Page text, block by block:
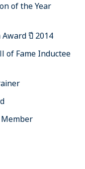
of the Year
ปี 2014
of Fame Inductee